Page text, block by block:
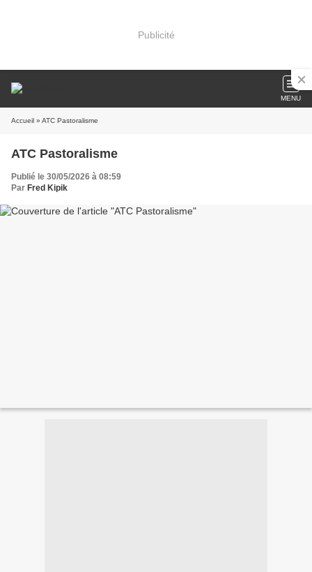
Publicité
MENU
Accueil » ATC Pastoralisme
ATC Pastoralisme
Publié le 30/05/2026 à 08:59
Par Fred Kipik